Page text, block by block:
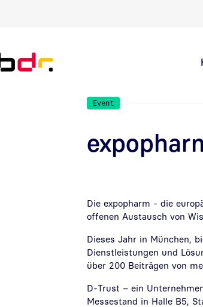
Event
Die expopharm - die
offenen Austausch von
Dieses Jahr in München,
Dienstleistungen und
über 200 Beiträgen von
D-Trust – ein
Messestand in Halle B5,